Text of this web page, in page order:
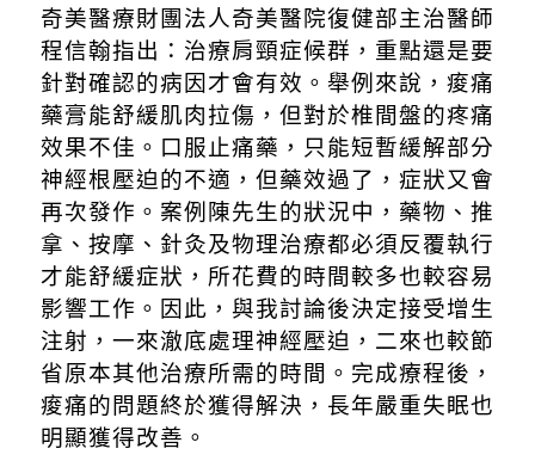
奇美醫療財團法人奇美醫院復健部主治醫師
程信翰指出：治療肩頸症候群，重點還是要
針對確認的病因才會有效。舉例來說，痠痛
藥膏能舒緩肌肉拉傷，但對於椎間盤的疼痛
效果不佳。口服止痛藥，只能短暫緩解部分
神經根壓迫的不適，但藥效過了，症狀又會
再次發作。案例陳先生的狀況中，藥物、推
拿、按摩、針灸及物理治療都必須反覆執行
才能舒緩症狀，所花費的時間較多也較容易
影響工作。因此，與我討論後決定接受增生
注射，一來澈底處理神經壓迫，二來也較節
省原本其他治療所需的時間。完成療程後，
痠痛的問題終於獲得解決，長年嚴重失眠也
明顯獲得改善。